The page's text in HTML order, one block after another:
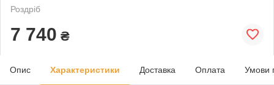
Роздріб
7 740 ₴
Опис Характеристики Доставка Оплата Умови